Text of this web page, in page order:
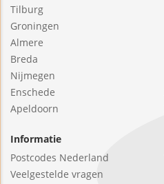
Tilburg
Groningen
Almere
Breda
Nijmegen
Enschede
Apeldoorn
Informatie
Postcodes Nederland
Veelgestelde vragen